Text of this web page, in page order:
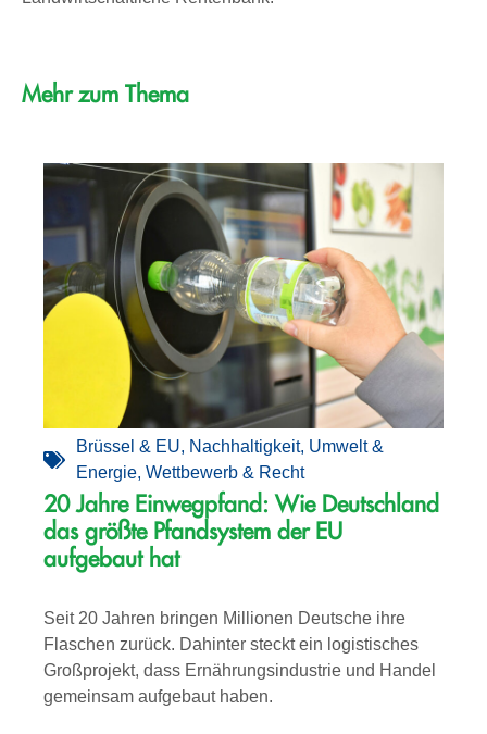
Mehr zum Thema
Brüssel & EU, Nachhaltigkeit, Umwelt &
Energie, Wettbewerb & Recht
20 Jahre Einwegpfand: Wie Deutschland
das größte Pfandsystem der EU
aufgebaut hat
Seit 20 Jahren bringen Millionen Deutsche ihre
Flaschen zurück. Dahinter steckt ein logistisches
Großprojekt, dass Ernährungsindustrie und Handel
gemeinsam aufgebaut haben.